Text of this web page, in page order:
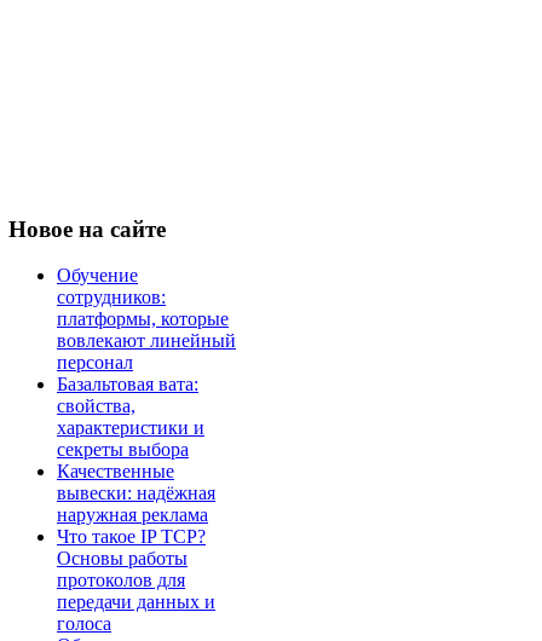
Новое на сайте
Обучение
сотрудников:
платформы, которые
вовлекают линейный
персонал
Базальтовая вата:
свойства,
характеристики и
секреты выбора
Качественные
вывески: надёжная
наружная реклама
Что такое IP TCP?
Основы работы
протоколов для
передачи данных и
голоса